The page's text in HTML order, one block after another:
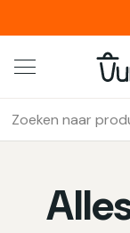
naar:
Als de resultaten